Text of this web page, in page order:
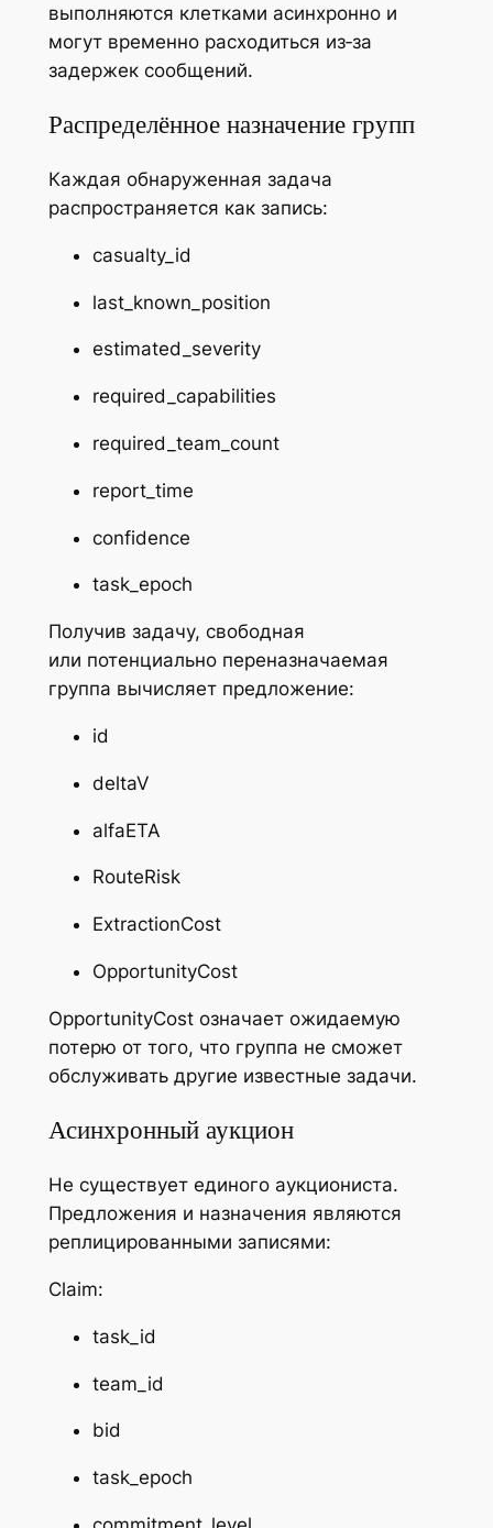
выполняются клетками асинхронно и
могут временно расходиться из‑за
задержек сообщений.
Распределённое назначение групп
Каждая обнаруженная задача
распространяется как запись:
casualty_id
last_known_position
estimated_severity
required_capabilities
required_team_count
report_time
confidence
task_epoch
Получив задачу, свободная
или потенциально переназначаемая
группа вычисляет предложение:
id
deltaV
alfaETA
RouteRisk
ExtractionCost
OpportunityCost
OpportunityCost означает ожидаемую
потерю от того, что группа не сможет
обслуживать другие известные задачи.
Асинхронный аукцион
Не существует единого аукциониста.
Предложения и назначения являются
реплицированными записями:
Claim:
task_id
team_id
bid
task_epoch